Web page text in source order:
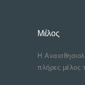
Μέλος
Η
πλήρες μέλος